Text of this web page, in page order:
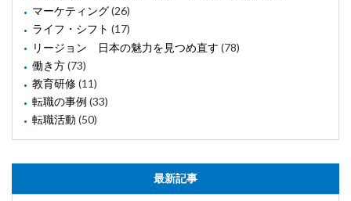
マーケティング(26)
ライフ・シフト (17)
リージョン 日本の魅力を見つめ直す (78)
働き方(73)
教育研修(11)
転職の事例 (33)
転職活動 (50)
最新記事